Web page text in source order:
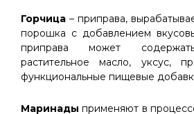
Горчица – приправа,
порошка с добавлением
приправа может
растительное масло, уксус,
функциональные пищевые
Маринадыприменяют в